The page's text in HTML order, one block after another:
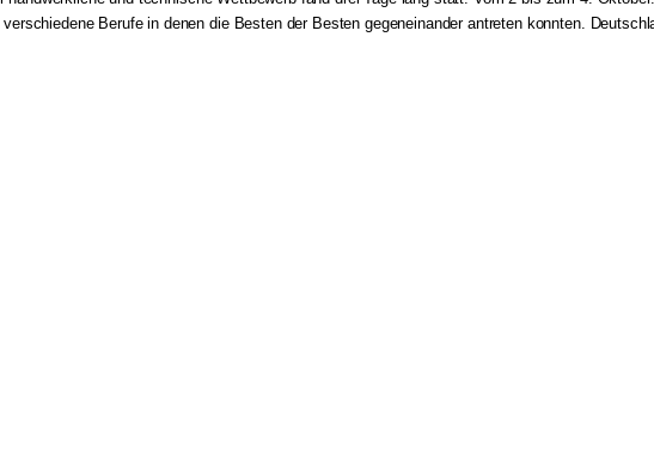
Berufe in denen die Besten der Besten gegeneinander antreten konnten.